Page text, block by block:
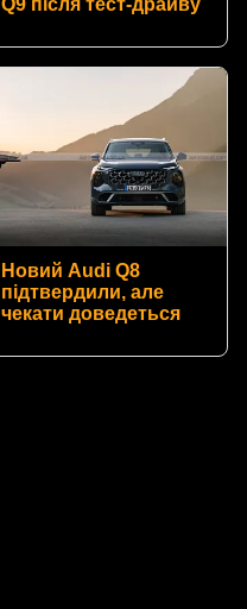
Новий Audi Q8
підтвердили, але
чекати доведеться